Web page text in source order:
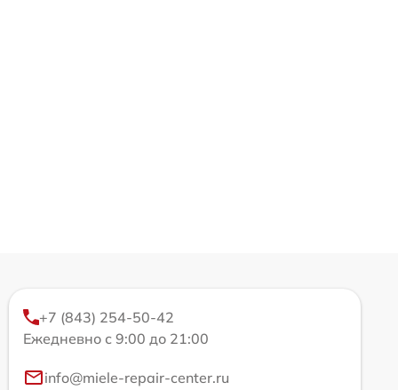
+7 (843) 254-50-42
Ежедневно с 9:00 до 21:00
info@miele-repair-center.ru